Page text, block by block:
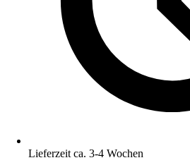
Lieferzeit ca. 3-4 Wochen